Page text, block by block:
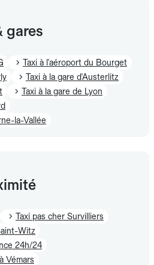
gares
Taxi à l'aéroport du Bourget
Taxi à la gare d'Austerlitz
Taxi à la gare de Lyon
la-Vallée
Taxi pas cher Survilliers
Witz
24h/24
Vémars